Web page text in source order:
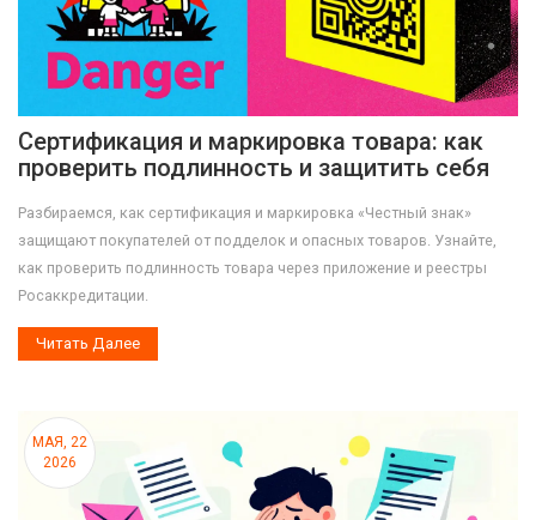
Сертификация и маркировка товара: как
проверить подлинность и защитить себя
Разбираемся, как сертификация и маркировка «Честный знак»
защищают покупателей от подделок и опасных товаров. Узнайте,
как проверить подлинность товара через приложение и реестры
Росаккредитации.
Читать Далее
МАЯ, 22
2026